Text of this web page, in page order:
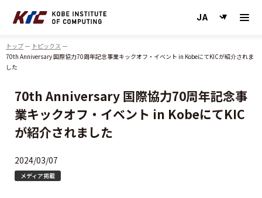
トップ
トピックス
70th Anniversary 国際協力70周年記念事業キックオフ・イベント in KobeにてKICが紹介されま
した
70th Anniversary 国際協力70周年記念事
業キックオフ・イベント in KobeにてKIC
が紹介されました
2024/03/07
メディア掲載